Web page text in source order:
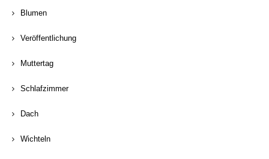
Blumen
Veröffentlichung
Muttertag
Schlafzimmer
Dach
Wichteln